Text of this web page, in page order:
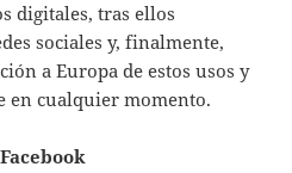
digitales, tras ellos
sociales y, finalmente,
a Europa de estos usos y
en cualquier momento.